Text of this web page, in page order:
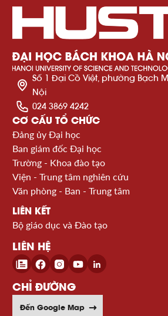
Số 1 Đại Cồ Việt, phường Bạch
Nội
024 3869 4242
CƠ CẤU TỔ CHỨC
Đảng ủy Đại học
Ban giám đốc Đại học
Trường - Khoa đào tạo
Viện - Trung tâm nghiên cứu
Văn phòng - Ban - Trung tâm
LIÊN KẾT
Bộ giáo dục và Đào tạo
LIÊN HỆ
CHỈ ĐƯỜNG
Đến Google Map